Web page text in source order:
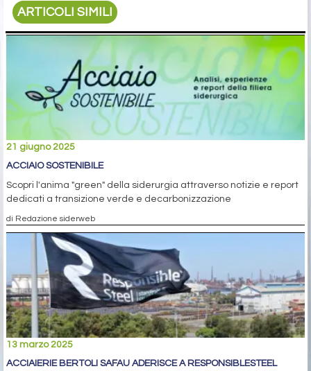
ARTICOLI SIMILI
21 giugno 2025
ACCIAIO SOSTENIBILE
Scopri l'anima "green" della siderurgia attraverso notizie e report
dedicati a transizione verde e decarbonizzazione
di Redazione siderweb
13 marzo 2025
ACCIAIERIE BERTOLI SAFAU ADERISCE A RESPONSIBLESTEEL